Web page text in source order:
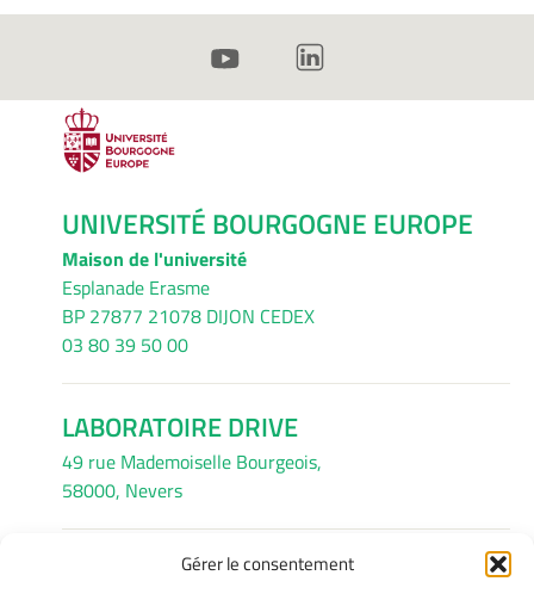
Gérer le consentement
UNIVERSITÉ BOURGOGNE EUROPE
Maison de l'université
Esplanade Erasme
BP 27877 21078 DIJON CEDEX
03 80 39 50 00
LABORATOIRE DRIVE
49 rue Mademoiselle Bourgeois,
58000, Nevers